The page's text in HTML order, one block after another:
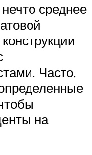
среднее
Часто,
на